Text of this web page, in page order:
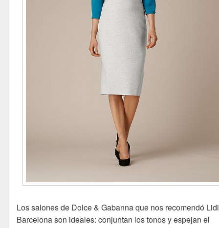
Los salones de Dolce & Gabanna que nos recomendó
Barcelona son ideales: conjuntan los tonos y espejan el